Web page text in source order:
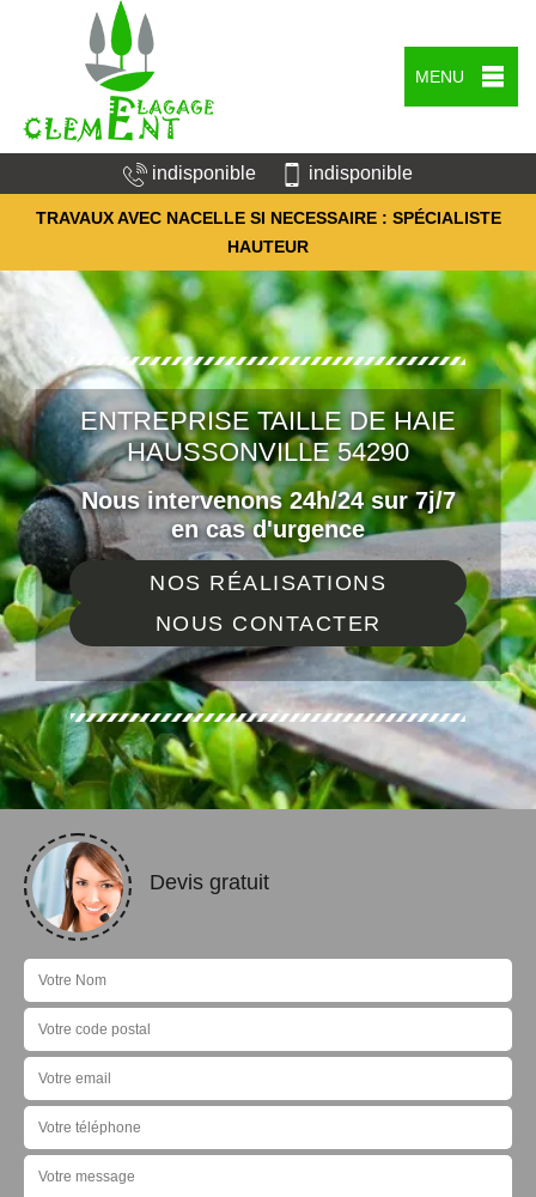
MENU
indisponible indisponible
TRAVAUX AVEC NACELLE SI NECESSAIRE : SPÉCIALISTE
HAUTEUR
ENTREPRISE TAILLE DE HAIE
HAUSSONVILLE 54290
Nous intervenons 24h/24 sur 7j/7
en cas d'urgence
NOS RÉALISATIONS
NOUS CONTACTER
Devis gratuit